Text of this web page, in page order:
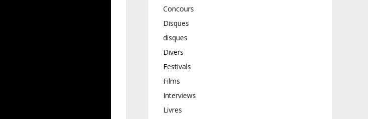
Concours
Disques
disques
Divers
Festivals
Films
Interviews
Livres